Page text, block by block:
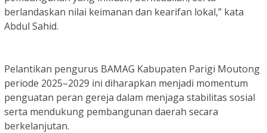
berlandaskan nilai keimanan dan kearifan lokal,” kata
Abdul Sahid.
Pelantikan pengurus BAMAG Kabupaten Parigi Moutong
periode 2025–2029 ini diharapkan menjadi momentum
penguatan peran gereja dalam menjaga stabilitas sosial
serta mendukung pembangunan daerah secara
berkelanjutan.